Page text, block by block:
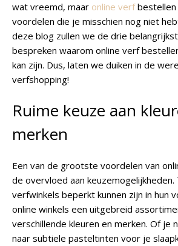
wat vreemd, maar online verfbestellen
voordelen die je misschien nog niet
deze blog zullen we de drie
bespreken waarom online verf
kan zijn. Dus, laten we duiken in de
verfshopping!
Ruime keuze aan
merken
Een van de grootste voordelen van
de overvloed aan
verfwinkels beperkt kunnen zijn in hun
online winkels een uitgebreid
verschillende kleuren en merken. Of je
naar subtiele pasteltinten voor je